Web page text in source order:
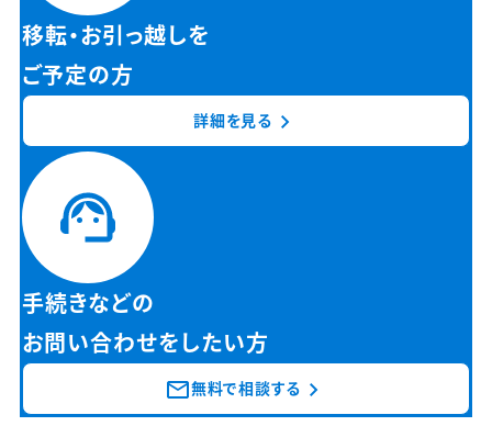
移転・お引っ越しを
ご予定の方
詳細を見る
手続きなどの
お問い合わせをしたい方
無料で相談する